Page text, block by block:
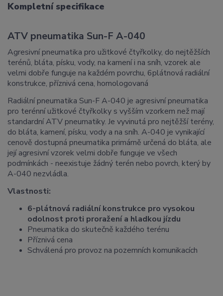
Kompletní specifikace
ATV pneumatika Sun-F A-040
Agresivní pneumatika pro užitkové čtyřkolky, do nejtěžších
terénů, bláta, písku, vody, na kamení i na sníh, vzorek ale
velmi dobře funguje na každém povrchu, 6plátnová radiální
konstrukce, příznivá cena, homologovaná
Radiální pneumatika Sun-F A-040 je agresivní pneumatika
pro terénní užitkové čtyřkolky s vyšším vzorkem než mají
standardní ATV pneumatiky. Je vyvinutá pro nejtěžší terény,
do bláta, kamení, písku, vody a na sníh. A-040 je vynikající
cenově dostupná pneumatika primárně určená do bláta, ale
její agresivní vzorek velmi dobře funguje ve všech
podmínkách - neexistuje žádný terén nebo povrch, který by
A-040 nezvládla.
Vlastnosti:
6-plátnová radiální konstrukce pro vysokou
odolnost proti proražení a hladkou jízdu
Pneumatika do skutečně každého terénu
Příznivá cena
Schválená pro provoz na pozemních komunikacích